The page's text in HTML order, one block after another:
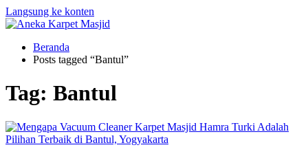
Langsung ke konten
Beranda
Posts tagged “Bantul”
Tag: Bantul